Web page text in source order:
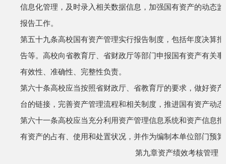
信息化管理，及时录入相关数据信息，加强国有资产的动态
报告工作。
第五十九条高校国有资产管理实行报告制度，包括年度决算
告等。高校向省教育厅、省财政厅等部门申报国有资产有关
有效性、准确性、完整性负责。
第六十条高校应当按照省财政厅、省教育厅的要求，做好资
台的链接，完善资产管理流程和相关制度，推进国有资产动
第六十一条高校应当充分利用资产管理信息系统和资产信息
有资产的占有、使用和处置状况，并作为编制本单位部门预
第九章资产绩效考核管理